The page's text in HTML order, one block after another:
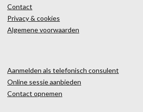
Contact
Privacy & cookies
Algemene voorwaarden
Aanmelden als telefonisch consulent
Online sessie aanbieden
Contact opnemen